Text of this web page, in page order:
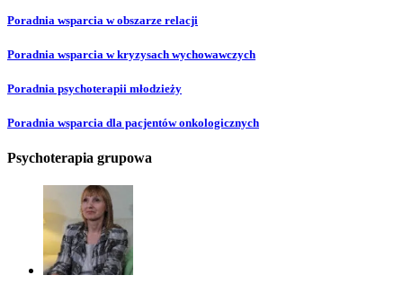
Poradnia wsparcia w obszarze relacji
Poradnia wsparcia w kryzysach wychowawczych
Poradnia psychoterapii młodzieży
Poradnia wsparcia dla pacjentów onkologicznych
Psychoterapia grupowa